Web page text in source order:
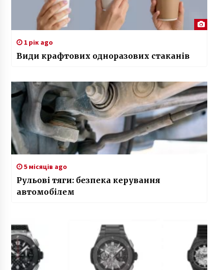
1 рік ago
Види крафтових одноразових стаканів
5 місяців ago
Рульові тяги: безпека керування
автомобілем